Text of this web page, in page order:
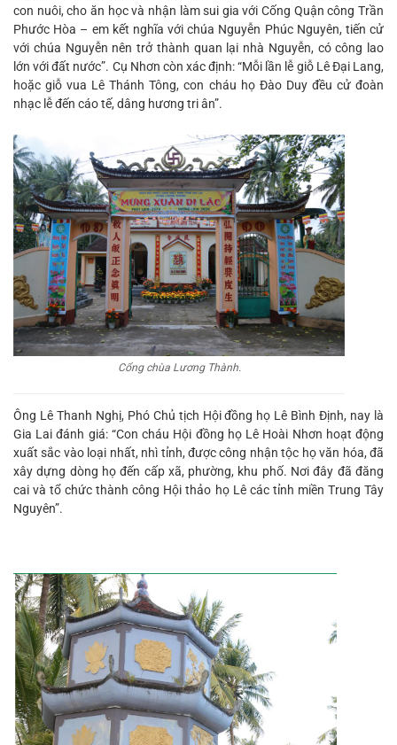
con nuôi, cho ăn học và nhận làm sui gia với Cống Quận công Trần
Phước Hòa – em kết nghĩa với chúa Nguyễn Phúc Nguyên, tiến cử
với chúa Nguyễn nên trở thành quan lại nhà Nguyễn, có công lao
lớn với đất nước”. Cụ Nhơn còn xác định: “Mỗi lần lễ giỗ Lê Đại Lang,
hoặc giỗ vua Lê Thánh Tông, con cháu họ Đào Duy đều cử đoàn
nhạc lễ đến cáo tế, dâng hương tri ân”.
Cổng chùa Lương Thành.
Ông Lê Thanh Nghị, Phó Chủ tịch Hội đồng họ Lê Bình Định, nay là
Gia Lai đánh giá: “Con cháu Hội đồng họ Lê Hoài Nhơn hoạt động
xuất sắc vào loại nhất, nhì tỉnh, được công nhận tộc họ văn hóa, đã
xây dựng dòng họ đến cấp xã, phường, khu phố. Nơi đây đã đăng
cai và tổ chức thành công Hội thảo họ Lê các tỉnh miền Trung Tây
Nguyên”.